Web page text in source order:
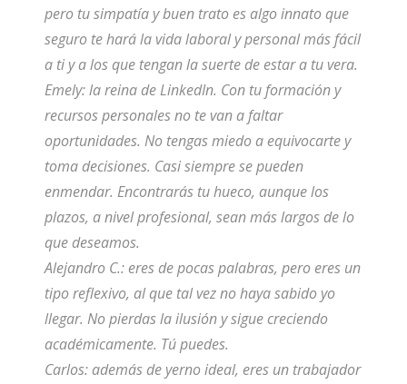
pero tu simpatía y buen trato es algo innato que
seguro te hará la vida laboral y personal más fácil
a ti y a los que tengan la suerte de estar a tu vera.
Emely: la reina de LinkedIn. Con tu formación y
recursos personales no te van a faltar
oportunidades. No tengas miedo a equivocarte y
toma decisiones. Casi siempre se pueden
enmendar. Encontrarás tu hueco, aunque los
plazos, a nivel profesional, sean más largos de lo
que deseamos.
Alejandro C.: eres de pocas palabras, pero eres un
tipo reflexivo, al que tal vez no haya sabido yo
llegar. No pierdas la ilusión y sigue creciendo
académicamente. Tú puedes.
Carlos: además de yerno ideal, eres un trabajador